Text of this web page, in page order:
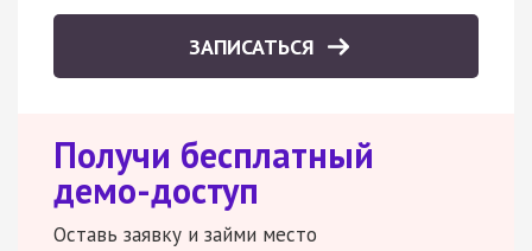
ЗАПИСАТЬСЯ
Получи бесплатный
демо-доступ
Оставь заявку и займи место